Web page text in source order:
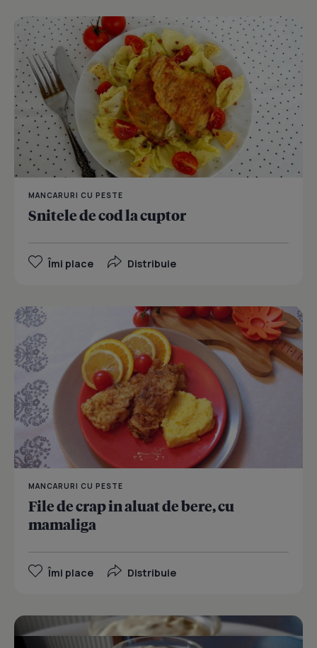
MANCARURI CU PESTE
Snitele de cod la cuptor
Îmi place Distribuie
MANCARURI CU PESTE
File de crap in aluat de bere, cu
mamaliga
Îmi place Distribuie